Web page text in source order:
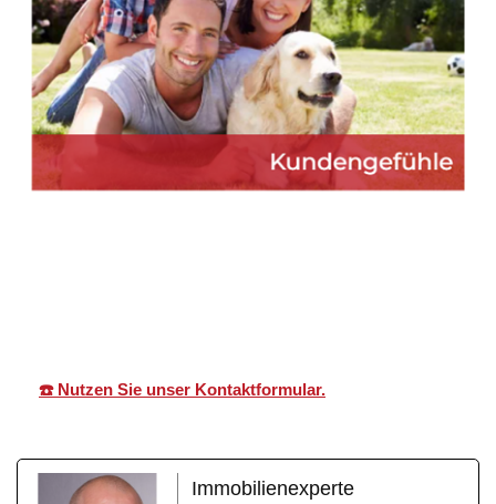
☎️ Nutzen Sie unser Kontaktformular.
Immobilienexperte